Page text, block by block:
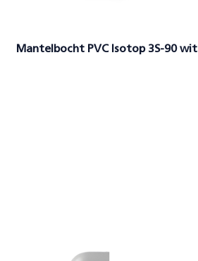
Mantelbocht PVC Isotop 3S-90 wit